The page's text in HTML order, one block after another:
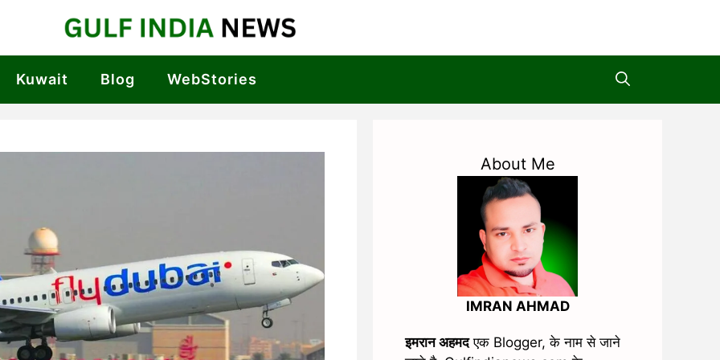
Kuwait Blog WebStories
About Me
IMRAN AHMAD
इमरान अहमदएक Blogger, के नाम से जाने